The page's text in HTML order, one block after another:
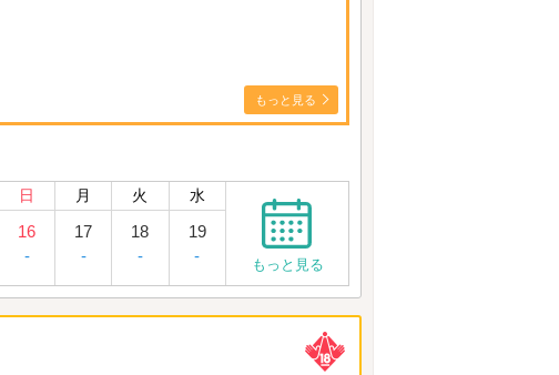
もっと見る
日 月 火 水
16
-
17
-
18
-
19
-
もっと見る